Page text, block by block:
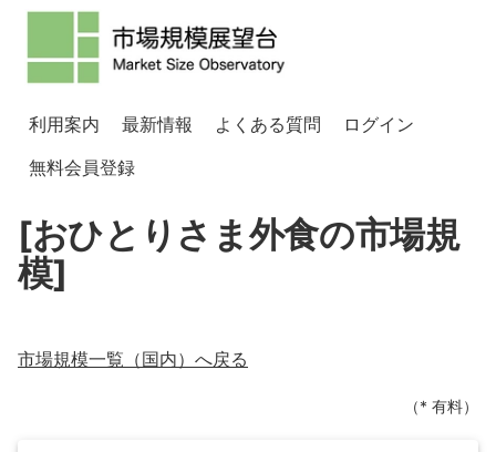
利用案内 最新情報 よくある質問
ログイン
無料会員登録
[おひとりさま外食の市場規
模]
市場規模一覧（国内）へ戻る
（* 有料）